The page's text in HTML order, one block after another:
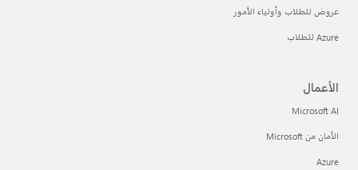
عروض للطلاب وأولياء الأمور
Azure للطلاب
الأعمال
Microsoft AI
الأمان من Microsoft
Azure